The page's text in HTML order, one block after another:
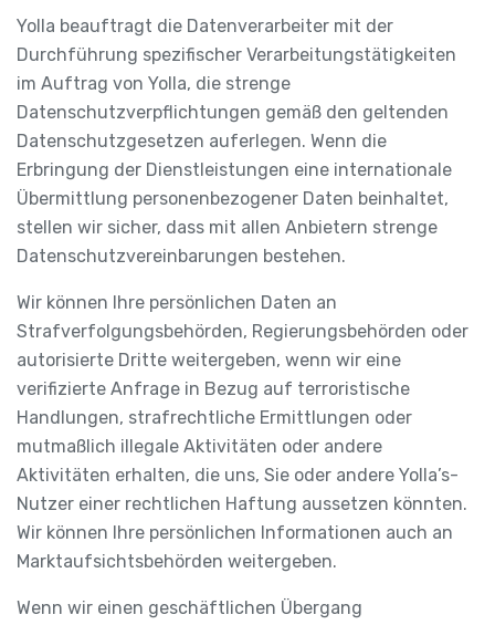
Yolla beauftragt die Datenverarbeiter mit der
Durchführung spezifischer Verarbeitungstätigkeiten
im Auftrag von Yolla, die strenge
Datenschutzverpflichtungen gemäß den geltenden
Datenschutzgesetzen auferlegen. Wenn die
Erbringung der Dienstleistungen eine internationale
Übermittlung personenbezogener Daten beinhaltet,
stellen wir sicher, dass mit allen Anbietern strenge
Datenschutzvereinbarungen bestehen.
Wir können Ihre persönlichen Daten an
Strafverfolgungsbehörden, Regierungsbehörden oder
autorisierte Dritte weitergeben, wenn wir eine
verifizierte Anfrage in Bezug auf terroristische
Handlungen, strafrechtliche Ermittlungen oder
mutmaßlich illegale Aktivitäten oder andere
Aktivitäten erhalten, die uns, Sie oder andere Yolla’s-
Nutzer einer rechtlichen Haftung aussetzen könnten.
Wir können Ihre persönlichen Informationen auch an
Marktaufsichtsbehörden weitergeben.
Wenn wir einen geschäftlichen Übergang